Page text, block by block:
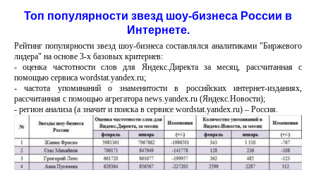
Топ популярности звезд шоу-бизнеса России в
Интернете.
Рейтинг популярности звезд шоу-бизнеса составлялся аналитиками "Биржевого
лидера" на основе 3-х базовых критериев:
- оценка частотности слов для Яндекс.Директа за месяц, рассчитанная с
помощью сервиса wordstat.yandex.ru;
- частота упоминаний о знаменитости в российских интернет-изданиях,
рассчитанная с помощью агрегатора news.yandex.ru (Яндекс.Новости);
- регион анализа (а значит и поиска в сервисе wordstat.yandex.ru) – Россия.